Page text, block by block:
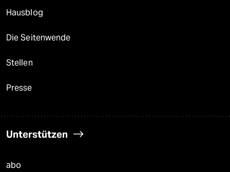
Hausblog
Die Seitenwende
Stellen
Presse
Unterstützen
abo